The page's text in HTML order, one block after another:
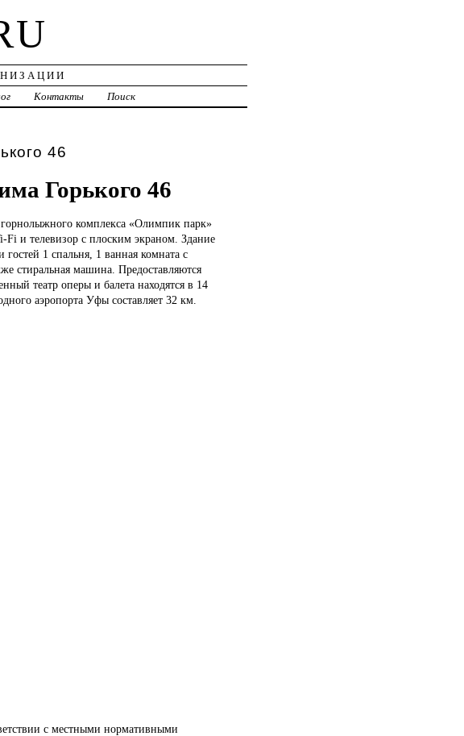
Контакты Поиск
46
Горького 46
комплекса «Олимпик парк»
Fi и телевизор с плоским экраном. Здание
1 спальня, 1 ванная комната с
стиральная машина. Предоставляются
театр оперы и балета находятся в 14
аэропорта Уфы составляет 32 км.
с местными нормативными